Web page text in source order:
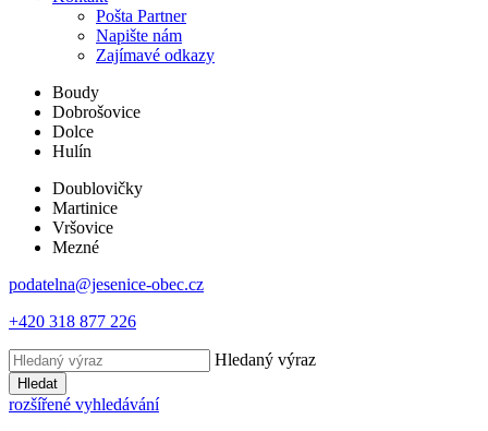
Pošta Partner
Napište nám
Zajímavé odkazy
Boudy
Dobrošovice
Dolce
Hulín
Doublovičky
Martinice
Vršovice
Mezné
podatelna@jesenice-obec.cz
+420 318 877 226
Hledaný výraz
Hledat
rozšířené vyhledávání